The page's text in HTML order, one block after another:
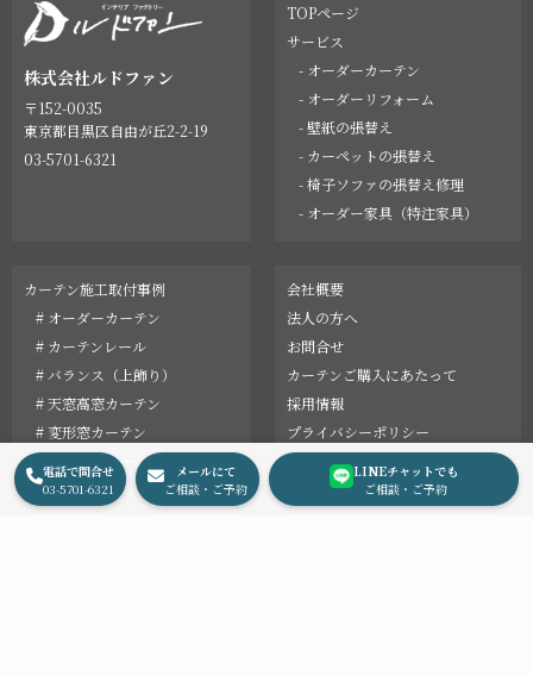
株式会社ルドファン
〒152-0035
東京都目黒区自由が丘2-2-19
03-5701-6321
TOPページ
サービス
- オーダーカーテン
- オーダーリフォーム
- 壁紙の張替え
- カーペットの張替え
- 椅子ソファの張替え修理
- オーダー家具（特注家具）
カーテン施工取付事例
# オーダーカーテン
# カーテンレール
# バランス（上飾り）
# 天窓高窓カーテン
# 変形窓カーテン
オーダーリフォーム事例
最新情報
会社概要
法人の方へ
お問合せ
カーテンご購入にあたって
採用情報
プライバシーポリシー
English
電話で問合せ
03-5701-6321
メールにて
ご相談・ご予約
LINEチャットでも
ご相談・ご予約